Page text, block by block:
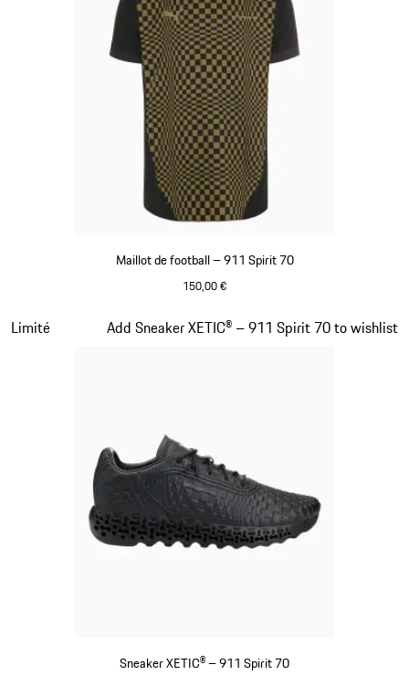
Maillot de football – 911 Spirit 70
150,00 €
Sneaker XETIC® – 911 Spirit 70
Limité Add Sneaker XETIC® – 911 Spirit 70 to wishlist
Diapositive 5 sur 8